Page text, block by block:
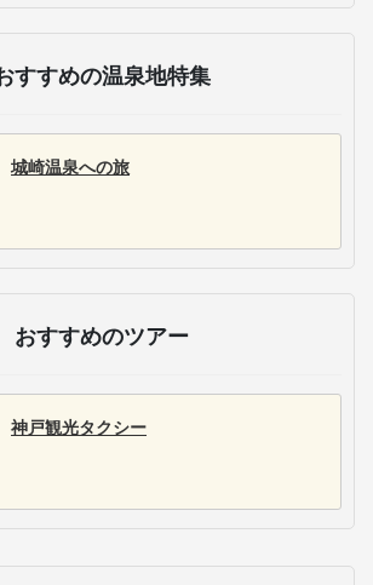
すすめの温泉地特集
城崎温泉への旅
おすすめのツアー
神戸観光タクシー